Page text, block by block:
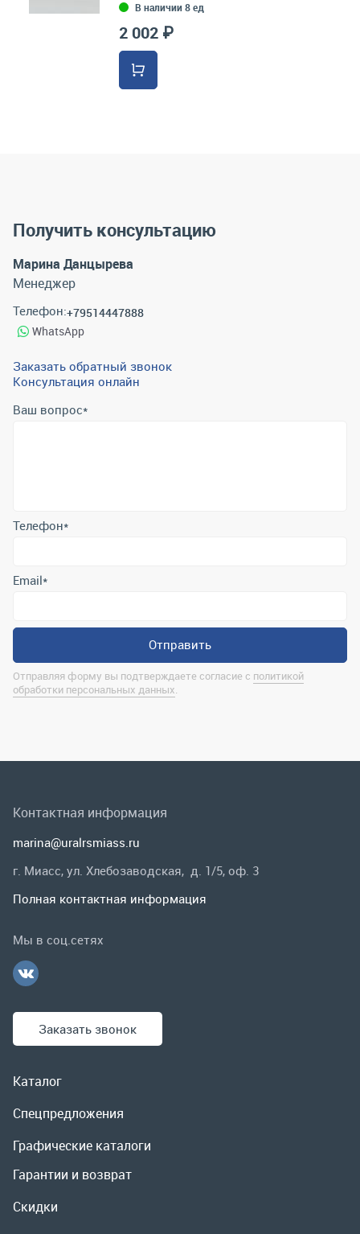
В наличии 8 ед
2 002 ₽
Получить консультацию
Марина Данцырева
Менеджер
Телефон:+79514447888
WhatsApp
Заказать обратный звонок
Консультация онлайн
Ваш вопрос*
Отправляя форму вы подтверждаете согласие с
Спецпредложения
Гарантии и возврат
Контактная информация
marina@uralrsmiass.ru
Заказать звонок